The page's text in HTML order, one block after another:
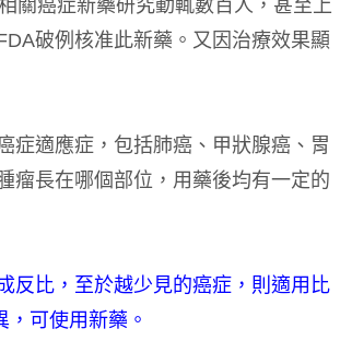
關癌症新藥研究動輒數百人，甚至上
破例核准此新藥。又因治療效果顯
症適應症，包括肺癌、甲狀腺癌、胃
瘤長在哪個部位，用藥後均有一定的
反比，至於越少見的癌症，則適用比
可使用新藥。